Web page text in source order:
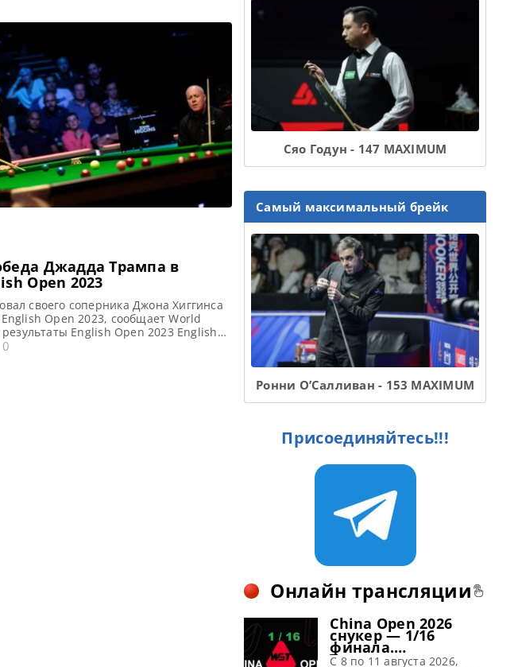
огромный сюрприз […]
Джадда Трампа в
Open 2023
своего соперника Джона Хиггинса
Open 2023, сообщает World
English Open 2023 English
сетка Квалификация English
0
Сяо Годун - 147 MAXIMUM
Самый максимальный брейк
Ронни О’Салливан - 153 MAXIMUM
Присоединяйтесь!!!
Онлайн трансляции
China Open 2026
снукер — 1/16
финала.
Трансляции
C 8 по 11 августа 2026,